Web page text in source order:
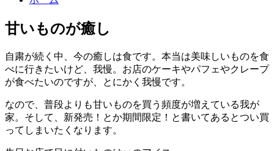
甘いものが癒し
自粛が続く中、今の癒しは食です。本当は美味しいものを食
べに行きたいけど、我慢。お店のケーキやパフェやクレープ
が食べたいのですが、とにかく我慢です。
なので、普段よりも甘いものを買う頻度が増えている我が
家。そして、新発売！とか期間限定！と書いてあるとつい買
ってしまいたくなります。